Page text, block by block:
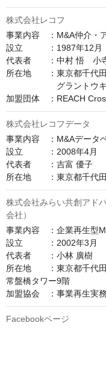
株式会社レコフ
事業内容　：M&A仲介・
設立　　　：1987年12月
代表者　　：中村 悟　小
所在地　　：東京都千代
グラントウキョウ
加盟団体　：REACH
株式会社レコフデータ
事業内容　：M&Aデータ
設立　　　：2008年4月
代表者　　：吉富 優子
株式会社みらい共創アド
会社）
事業内容　：企業再生型
設立　　　：2002年3月
代表者　　：小林 廣樹
所在地　　：東京都千代
常盤橋タワー9階
加盟協会　：事業再生実
Facebookページ